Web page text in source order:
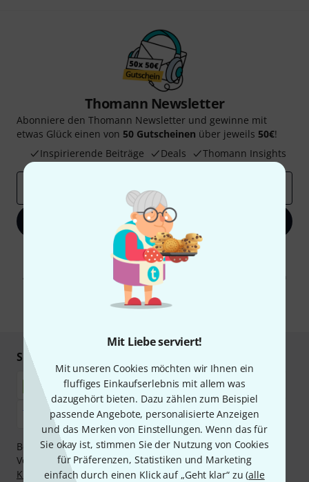
Mit Liebe serviert!
Mit unseren Cookies möchten wir Ihnen ein
fluffiges Einkaufserlebnis mit allem was
dazugehört bieten. Dazu zählen zum Beispiel
passende Angebote, personalisierte Anzeigen
und das Merken von Einstellungen. Wenn das für
Sie okay ist, stimmen Sie der Nutzung von Cookies
für Präferenzen, Statistiken und Marketing
einfach durch einen Klick auf „Geht klar“ zu (alle
Thomann Newsletter
Abonniere den Thomann Newsletter und gewinne mit
etwas Glück einen von 50 Gutscheinen über jeweils 50€!
Inspirierende Beiträge
Deals Thomann Insights
Jetzt anmelden
Mit Klick auf „Jetzt anmelden“ stimmen Sie dem Erhalt von E-Mail-
Werbung und einer Messung des E-Mail-Nutzungsverhaltens zu. Die
Abmeldung ist jederzeit möglich. Weitere Informationen finden Sie in
unserenDatenschutzhinweisen
* Pflichtfeld
Sicher einkaufen & bezahlen
Bezahlen Sie vertraulich und sicher per Nachnahme,
Vorkasse, PayPal, Amazon Pay,Klarna Sofort bezahlen
Klarna Ratenzahlungoder Kreditkarte.